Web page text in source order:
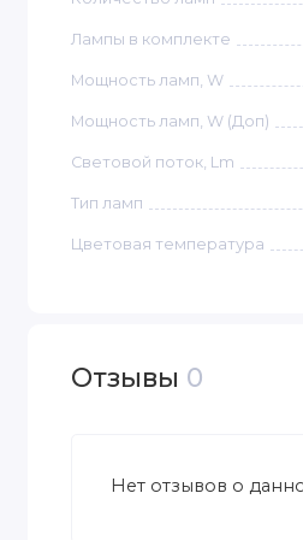
Лампы в комплекте
Мощность ламп, W
Мощность ламп, W (Доп)
Световой поток, Lm
Тип ламп
Цветовая температура
Отзывы 0
Нет отзывов о